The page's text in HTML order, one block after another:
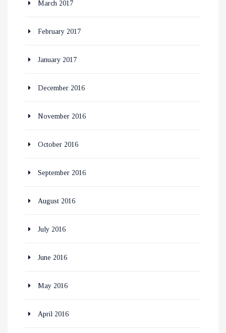
March 2017
February 2017
January 2017
December 2016
November 2016
October 2016
September 2016
August 2016
July 2016
June 2016
May 2016
April 2016